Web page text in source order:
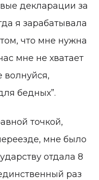
декларации за
я зарабатывала
что мне нужна
мне не хватает
волнуйся,
бедных”.
точкой,
мне было
отдала 8
раз